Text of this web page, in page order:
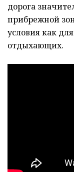
дорога
прибрежной
условия как
отдыхающих.